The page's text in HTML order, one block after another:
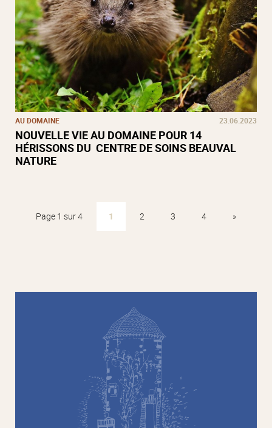
AU DOMAINE 23.06.2023
NOUVELLE VIE AU DOMAINE POUR 14
HÉRISSONS DU CENTRE DE SOINS BEAUVAL
NATURE
Page 1 sur 4 1 2 3 4 »